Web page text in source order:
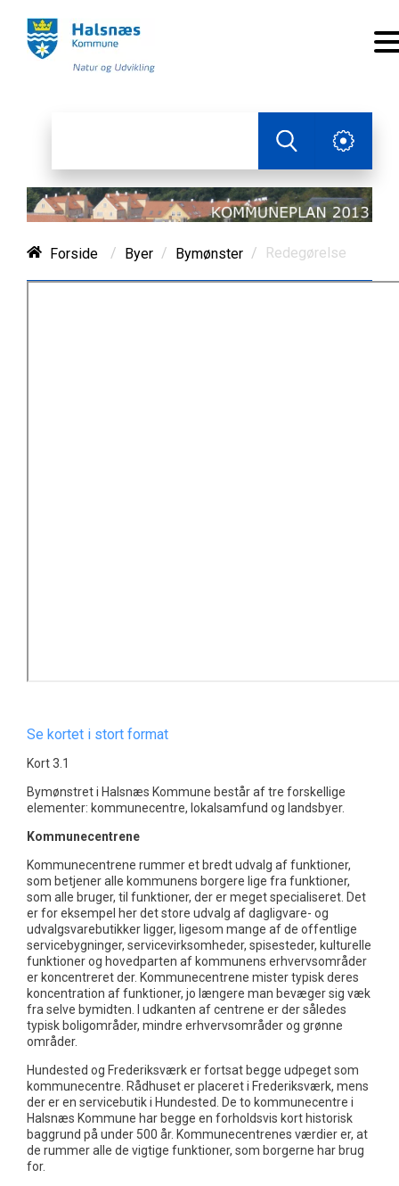
Forside / Byer / Bymønster / Redegørelse
Se kortet i stort format
Kort 3.1
Bymønstret i Halsnæs Kommune består af tre forskellige
elementer: kommunecentre, lokalsamfund og landsbyer.
Kommunecentrene
Kommunecentrene rummer et bredt udvalg af funktioner,
som betjener alle kommunens borgere lige fra funktioner,
som alle bruger, til funktioner, der er meget specialiseret. Det
er for eksempel her det store udvalg af dagligvare- og
udvalgsvarebutikker ligger, ligesom mange af de offentlige
servicebygninger, servicevirksomheder, spisesteder, kulturelle
funktioner og hovedparten af kommunens erhvervsområder
er koncentreret der. Kommunecentrene mister typisk deres
koncentration af funktioner, jo længere man bevæger sig væk
fra selve bymidten. I udkanten af centrene er der således
typisk boligområder, mindre erhvervsområder og grønne
områder.
Hundested og Frederiksværk er fortsat begge udpeget som
kommunecentre. Rådhuset er placeret i Frederiksværk, mens
der er en servicebutik i Hundested. De to kommunecentre i
Halsnæs Kommune har begge en forholdsvis kort historisk
baggrund på under 500 år. Kommunecentrenes værdier er, at
de rummer alle de vigtige funktioner, som borgerne har brug
for.